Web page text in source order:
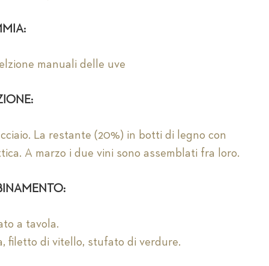
manuali delle uve
La restante (20%) in botti di legno con
A marzo i due vini sono assemblati fra loro.
a tavola.
filetto di vitello, stufato di verdure.